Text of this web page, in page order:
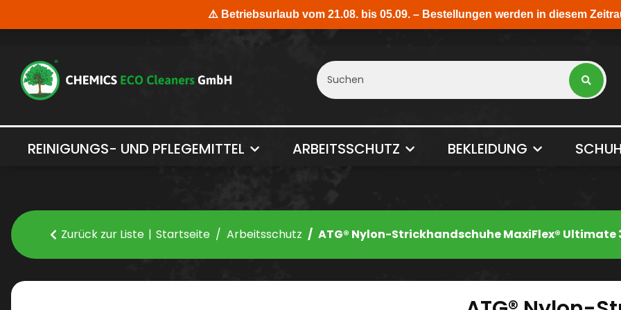
REINIGUNGS- UND PFLEGEMITTEL ARBEITSSCHUTZ BEKLEIDUNG
Zurück zur Liste Startseite Arbeitsschutz ATG® Nylon-Strickhandschuhe MaxiFlex® Ultimate